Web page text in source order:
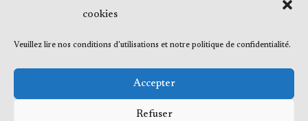
cookies
Veuillez lire nos conditions d'utilisations et notre politique de confidentialité.
Accepter
Refuser